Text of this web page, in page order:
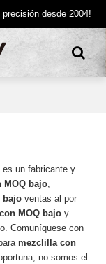
desde 2004!
es un fabricante y
MOQ bajo,
bajo ventas al por
MOQ bajo y
Comuníquese con
mezclilla con
no somos el